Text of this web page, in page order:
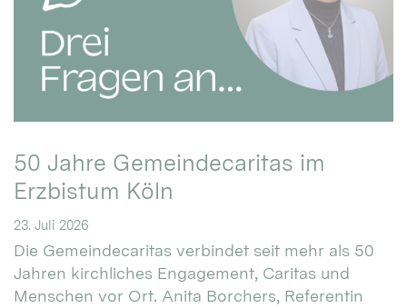
50 Jahre Gemeindecaritas im
Erzbistum Köln
23. Juli 2026
Die Gemeindecaritas verbindet seit mehr als 50
Jahren kirchliches Engagement, Caritas und
Menschen vor Ort. Anita Borchers, Referentin